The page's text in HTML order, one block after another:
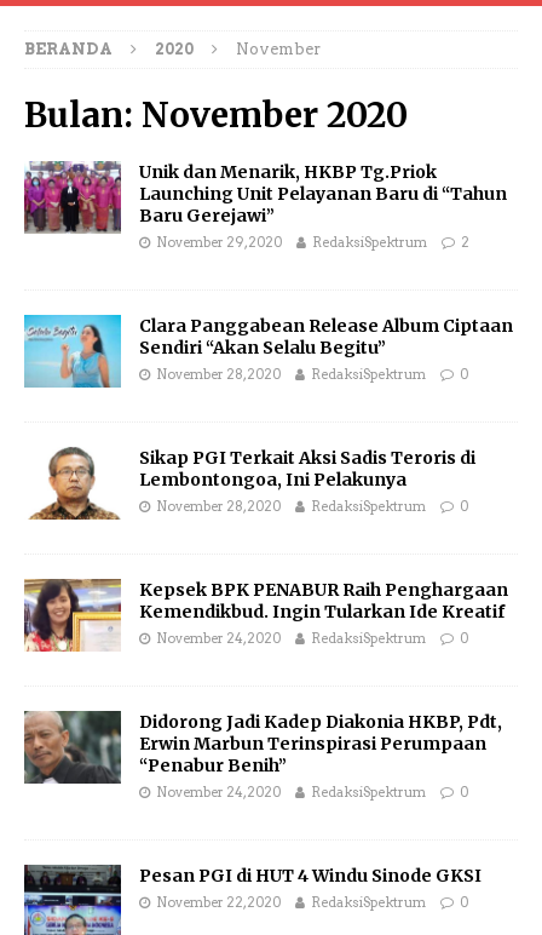
BERANDA 2020 November
Bulan: November 2020
Unik dan Menarik, HKBP Tg.Priok
Launching Unit Pelayanan Baru di “Tahun
Baru Gerejawi”
November 29, 2020 RedaksiSpektrum 2
Clara Panggabean Release Album Ciptaan
Sendiri “Akan Selalu Begitu”
November 28, 2020 RedaksiSpektrum 0
Sikap PGI Terkait Aksi Sadis Teroris di
Lembontongoa, Ini Pelakunya
November 28, 2020 RedaksiSpektrum 0
Kepsek BPK PENABUR Raih Penghargaan
Kemendikbud. Ingin Tularkan Ide Kreatif
November 24, 2020 RedaksiSpektrum 0
Didorong Jadi Kadep Diakonia HKBP, Pdt,
Erwin Marbun Terinspirasi Perumpaan
“Penabur Benih”
November 24, 2020 RedaksiSpektrum 0
Pesan PGI di HUT 4 Windu Sinode GKSI
November 22, 2020 RedaksiSpektrum 0